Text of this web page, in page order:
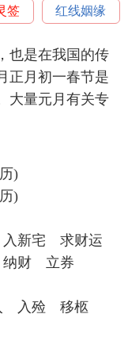
签 红线姻缘
也是在我国的传
正月初一春节是
大量元月有关专
)
)
新宅 求财运
财 立券
入殓 移柩